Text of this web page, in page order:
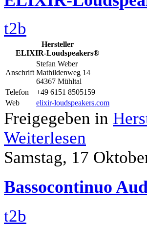
t2b
Hersteller
ELIXIR-Loudspeakers®
Anschrift
Stefan Weber
Mathildenweg 14
64367 Mühltal
Telefon
+49 6151 8505159
Web
elixir-loudspeakers.com
Freigegeben in
Weiterlesen
Samstag, 17
Bassocontinuo
t2b